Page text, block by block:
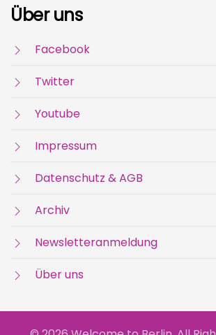
Über uns
Facebook
Twitter
Youtube
Impressum
Datenschutz & AGB
Archiv
Newsletteranmeldung
Über uns